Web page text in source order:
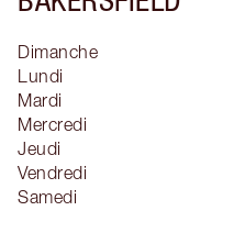
Dimanche
Lundi
Mardi
Mercredi
Jeudi
Vendredi
Samedi